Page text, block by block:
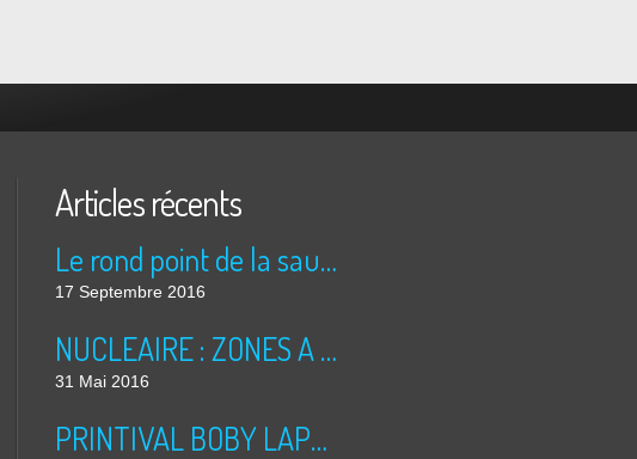
Articles récents
Le rond point de la saucisse
17 Septembre 2016
NUCLEAIRE : ZONES A RISQUES
31 Mai 2016
PRINTIVAL BOBY LAPOINTE 2016